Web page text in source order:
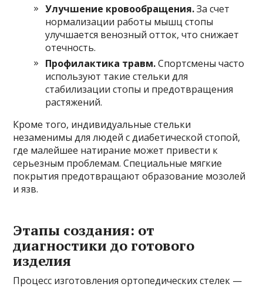
Улучшение кровообращения.За счет
нормализации работы мышц стопы
улучшается венозный отток, что снижает
отечность.
Профилактика травм.Спортсмены часто
используют такие стельки для
стабилизации стопы и предотвращения
растяжений.
Кроме того, индивидуальные стельки
незаменимы для людей с диабетической стопой,
где малейшее натирание может привести к
серьезным проблемам. Специальные мягкие
покрытия предотвращают образование мозолей
и язв.
Этапы создания: от
диагностики до готового
изделия
Процесс изготовления ортопедических стелек —